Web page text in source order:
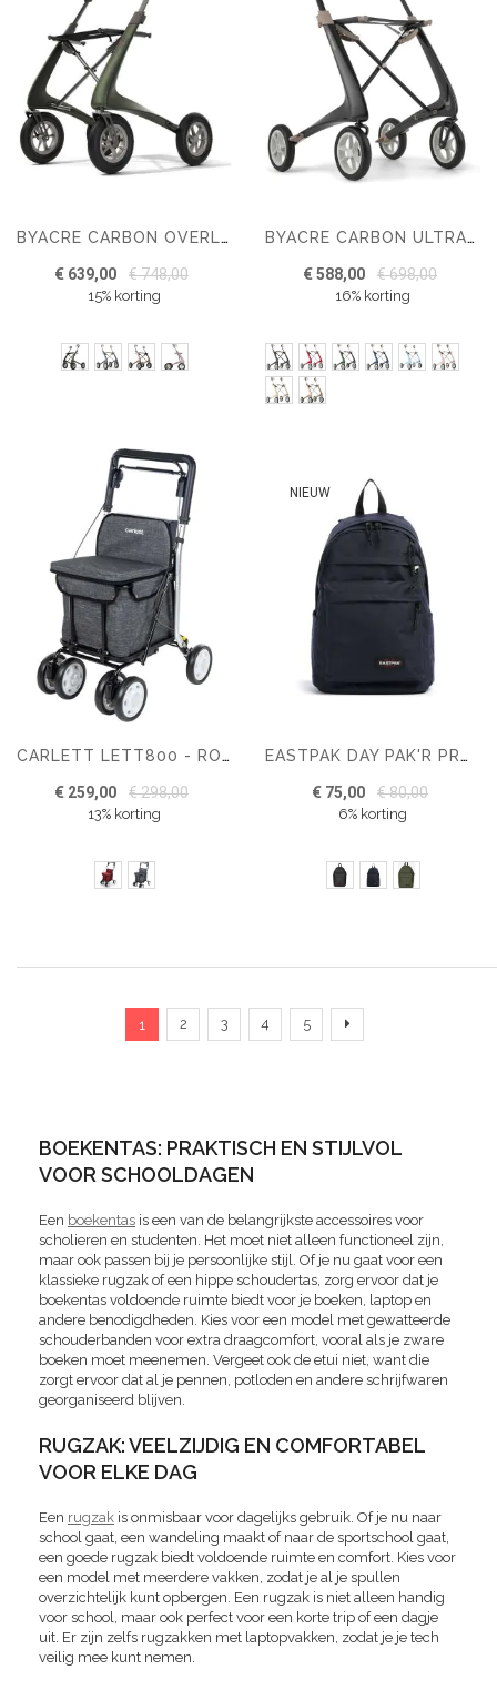
BYACRE CARBON OVERLAND MET GROTE LUCHTBANDEN EN POCKET TAS
€ 639,00 € 748,00
15% korting
BYACRE CARBON ULTRALIGHT ROLLATOR REGULAR
€ 588,00 € 698,00
16% korting
CARLETT LETT800 - ROLLATOR - BOODSCHAPPENWAGEN
€ 259,00 € 298,00
13% korting
NIEUW
EASTPAK DAY PAK'R PRO RUGZAK SCHOOL - 16" LAPTOPVAK
€ 75,00 € 80,00
6% korting
Pagina
1 2 3 4
Pagina
5 Verder
BOEKENTAS: PRAKTISCH EN STIJLVOL
VOOR SCHOOLDAGEN
Een boekentas is een van de belangrijkste accessoires voor
scholieren en studenten. Het moet niet alleen functioneel zijn,
maar ook passen bij je persoonlijke stijl. Of je nu gaat voor een
klassieke rugzak of een hippe schoudertas, zorg ervoor dat je
boekentas voldoende ruimte biedt voor je boeken, laptop en
andere benodigdheden. Kies voor een model met gewatteerde
schouderbanden voor extra draagcomfort, vooral als je zware
boeken moet meenemen. Vergeet ook de etui niet, want die
zorgt ervoor dat al je pennen, potloden en andere schrijfwaren
georganiseerd blijven.
RUGZAK: VEELZIJDIG EN COMFORTABEL
VOOR ELKE DAG
Een rugzak is onmisbaar voor dagelijks gebruik. Of je nu naar
school gaat, een wandeling maakt of naar de sportschool gaat,
een goede rugzak biedt voldoende ruimte en comfort. Kies voor
een model met meerdere vakken, zodat je al je spullen
overzichtelijk kunt opbergen. Een rugzak is niet alleen handig
voor school, maar ook perfect voor een korte trip of een dagje
uit. Er zijn zelfs rugzakken met laptopvakken, zodat je je tech
veilig mee kunt nemen.